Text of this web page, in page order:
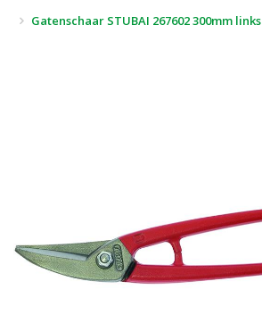
Gatenschaar STUBAI 267602 300mm links